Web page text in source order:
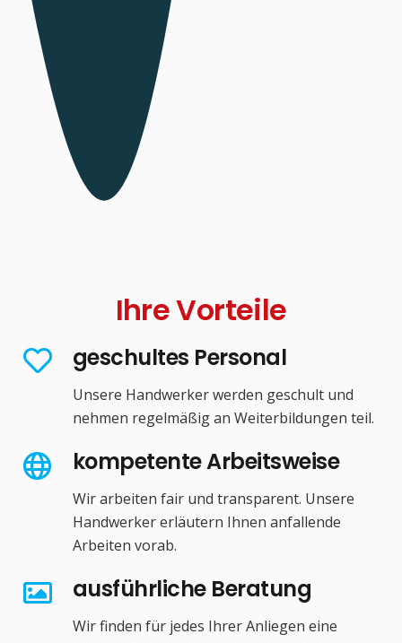
Ihre Vorteile
geschultes Personal
Unsere Handwerker werden geschult und
nehmen regelmäßig an Weiterbildungen teil.
kompetente Arbeitsweise
Wir arbeiten fair und transparent. Unsere
Handwerker erläutern Ihnen anfallende
Arbeiten vorab.
ausführliche Beratung
Wir finden für jedes Ihrer Anliegen eine